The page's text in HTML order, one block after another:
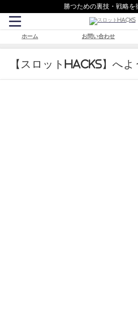
勝つための裏技・戦略を
ホーム お問い合わせ
【スロットHacks】へよ